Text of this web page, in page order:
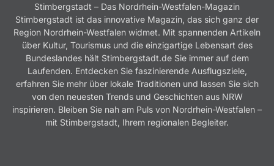
Stimbergstadt – Das Nordrhein-Westfalen-Magazin
Stimbergstadt ist das innovative Magazin, das sich ganz der
Region Nordrhein-Westfalen widmet. Mit spannenden Artikeln
über Kultur, Tourismus und die einzigartige Lebensart des
Bundeslandes hält Stimbergstadt.de Sie immer auf dem
Laufenden. Entdecken Sie faszinierende Ausflugsziele,
erfahren Sie mehr über lokale Traditionen und lassen Sie sich
von den neuesten Trends und Geschichten aus NRW
inspirieren. Bleiben Sie nah am Puls von Nordrhein-Westfalen –
mit Stimbergstadt, Ihrem regionalen Begleiter.